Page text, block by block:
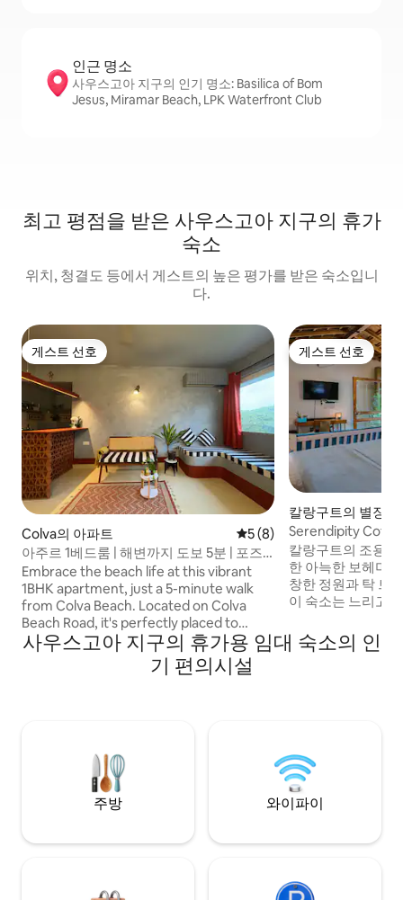
인근 명소
사우스고아 지구의 인기 명소: Basilica of Bom
Jesus, Miramar Beach, LPK Waterfront Club
최고 평점을 받은 사우스고아 지구의 휴가
숙소
위치, 청결도 등에서 게스트의 높은 평가를 받은 숙소입니
다.
게스트 선호
게스트 선호
Colva의 아파트 평점 5점(5점 만점), 후기 8
5 (8)
아주르 1베드룸 | 해변까지 도보 5분 | 포즈
프로젝트
Embrace the beach life at this vibrant
1BHK apartment, just a 5-minute walk
from Colva Beach. Located on Colva
Beach Road, it's perfectly placed to
explore peaceful Colva, Benaulim,
Cavalossium, Betalbatim beaches & the
rest of South Goa &Panji. Enjoy forest
from Dabolim Airport and 15-20 mins
from Madgaon Station; your perfect
South Goa escape
게스트 선호
게스트 선호
칼랑구트의 별장
Serendipity
용한 숙소.
칼랑구트의 조용
한 아늑한 보헤미
창한 정원과 탁 트
이 숙소는 느리고
여유롭게 시간을
서 들려오는 새소
묵어갈 수 있는 숙
적합한 숙소입니다.
사우스고아 지구의 휴가용 임대 숙소의 인
기 편의시설
주방 와이파이